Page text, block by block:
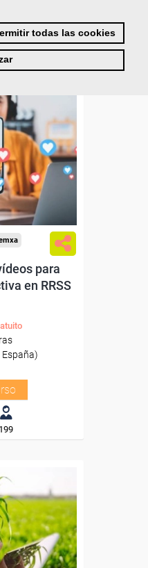
todas las cookies
Sector
para
en RRSS
España)
199
100%